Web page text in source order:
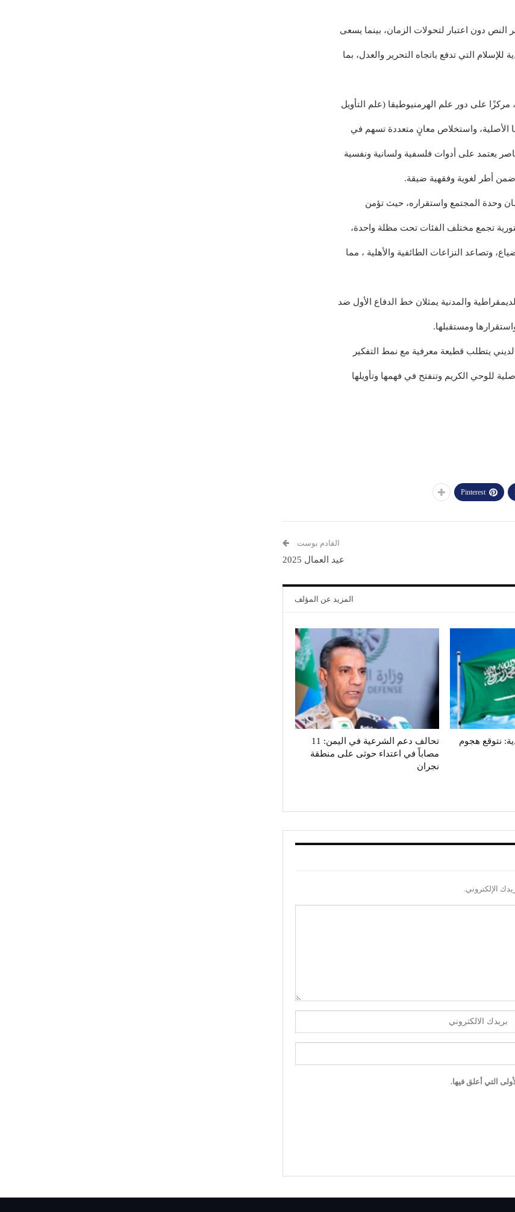
دون اعتبار لتحولات الزمان، بينما يسعى
التي تدفع باتجاه التحرير والعدل، بما
مركزًا على دور علم الهرمنيوطيقا (علم التأويل
الأصلية، واستخلاص معانٍ متعددة تسهم في
يعتمد على أدوات فلسفية ولسانية ونفسية
أطر لغوية وفقهية ضيقة.
وحدة المجتمع واستقراره، حيث تؤمن
تجمع مختلف الفئات تحت مظلة واحدة،
وتصاعد النزاعات الطائفية والأهلية ، مما
والمدنية يمثلان خط الدفاع الأول ضد
ومستقبلها.
يتطلب قطيعة معرفية مع نمط التفكير
للوحي الكريم وتنفتح في فهمها وتأويلها
Pinterest
القادم بوست
عيد العمال 2025
المزيد عن المؤلف
نتوقع هجوم
تحالف دعم الشرعية في اليمن: 11
مصاباً في اعتداء حوثى على منطقة
نجران
الإلكتروني.
التي أعلق فيها.